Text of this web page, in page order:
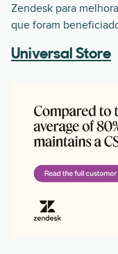
Zendesk para
que foram
Universal Store